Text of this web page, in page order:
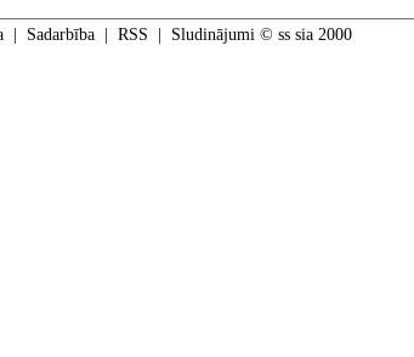
Sadarbība RSS | Sludinājumi © ss sia 2000